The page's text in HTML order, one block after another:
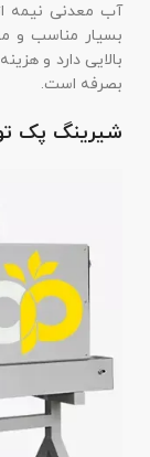
آب معدنی نیمه
بسیار مناسب و
بالایی دارد و
بصرفه است.
شیرینگ پک